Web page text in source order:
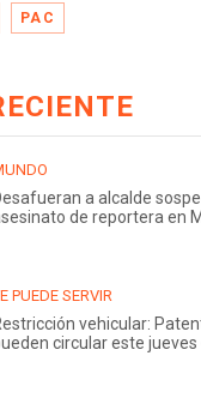
PAC
a alcalde
de reportera en
PUEDE SERVIR
vehicular:
circular este jueves